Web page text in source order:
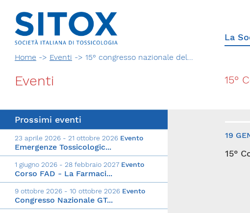
Via Giovanni Pascoli, 3
20129, Milano
C.F. 96330980580
P.I. 06792491000
T. 02-29520311
segreteria@sitox.org
La
Home -> Eventi -> 15° congresso nazionale del...
Eventi 15°
Prossimi eventi
23 aprile 2026 - 21 ottobre 2026 Evento
Emergenze Tossicologic...
1 giugno 2026 - 28 febbraio 2027 Evento
Corso FAD - La Farmaci...
9 ottobre 2026 - 10 ottobre 2026 Evento
Congresso Nazionale GT...
19
15°